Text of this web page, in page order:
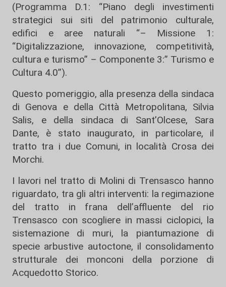
(Programma D.1: “Piano degli investimenti
strategici sui siti del patrimonio culturale,
edifici e aree naturali “– Missione 1:
“Digitalizzazione, innovazione, competitività,
cultura e turismo” – Componente 3:” Turismo e
Cultura 4.0”).
Questo pomeriggio, alla presenza della sindaca
di Genova e della Città Metropolitana, Silvia
Salis, e della sindaca di Sant’Olcese, Sara
Dante, è stato inaugurato, in particolare, il
tratto tra i due Comuni, in località Crosa dei
Morchi.
I lavori nel tratto di Molini di Trensasco hanno
riguardato, tra gli altri interventi: la regimazione
del tratto in frana dell’affluente del rio
Trensasco con scogliere in massi ciclopici, la
sistemazione di muri, la piantumazione di
specie arbustive autoctone, il consolidamento
strutturale dei monconi della porzione di
Acquedotto Storico.